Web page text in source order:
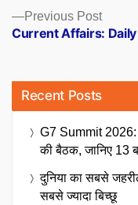
Previous Post
post:
Current Affairs:
Recent Posts
G7 Summit 2026:
की बैठक, जानिए 13
दुनिया का सबसे
सबसे ज्यादा बिच्छू